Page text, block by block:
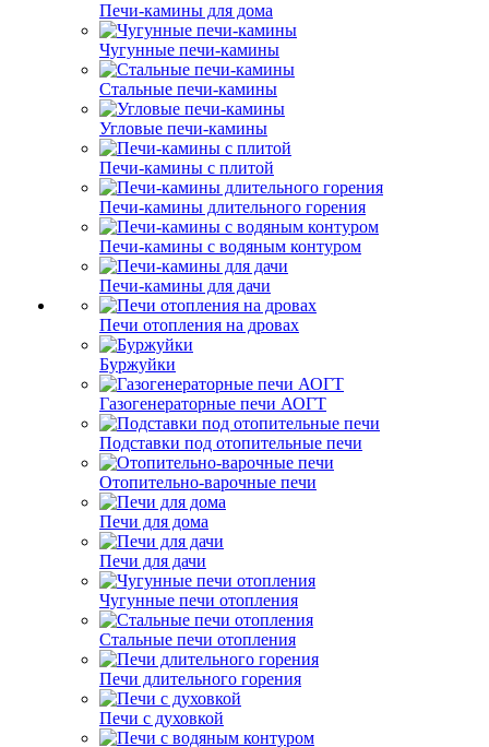
Печи-камины для дома
Чугунные печи-камины
Стальные печи-камины
Угловые печи-камины
Печи-камины с плитой
Печи-камины длительного горения
Печи-камины с водяным контуром
Печи-камины для дачи
Печи отопления на дровах
Буржуйки
Газогенераторные печи АОГТ
Подставки под отопительные печи
Отопительно-варочные печи
Печи для дома
Печи для дачи
Чугунные печи отопления
Стальные печи отопления
Печи длительного горения
Печи с духовкой